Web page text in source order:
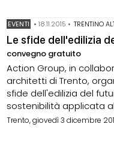
EVENTI •18.11.2015 • TRENTINO
Le sfide dell'edilizia
convegno gratuito
Action Group, in
architetti di Trento,
sfide dell'edilizia del
sostenibilità applicata
Trento, giovedì 3 dicembre